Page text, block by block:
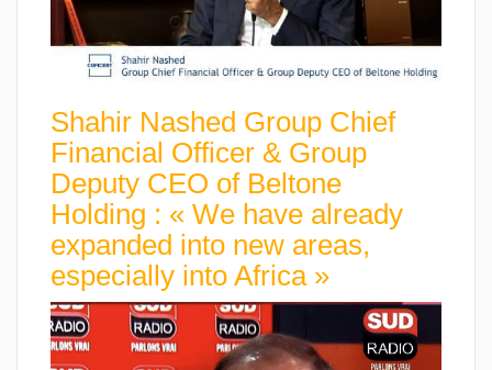
Shahir Nashed Group Chief
Financial Officer & Group
Deputy CEO of Beltone
Holding : « We have already
expanded into new areas,
especially into Africa »